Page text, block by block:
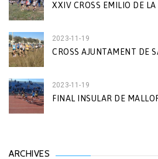
XXIV CROSS EMILIO DE LA
2023-11-19
CROSS AJUNTAMENT DE
2023-11-19
FINAL INSULAR DE
ARCHIVES